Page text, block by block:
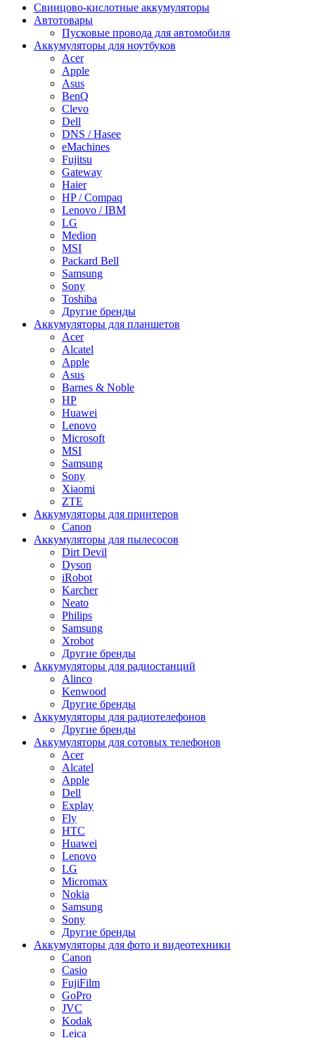
Cвинцово-кислотные аккумуляторы
Автотовары
Пусковые провода для автомобиля
Аккумуляторы для ноутбуков
Acer
Apple
Asus
BenQ
Clevo
Dell
DNS / Hasee
eMachines
Fujitsu
Gateway
Haier
HP / Compaq
Lenovo / IBM
LG
Medion
MSI
Packard Bell
Samsung
Sony
Toshiba
Другие бренды
Аккумуляторы для планшетов
Acer
Alcatel
Apple
Asus
Barnes & Noble
HP
Huawei
Lenovo
Microsoft
MSI
Samsung
Sony
Xiaomi
ZTE
Аккумуляторы для принтеров
Canon
Аккумуляторы для пылесосов
Dirt Devil
Dyson
iRobot
Karcher
Neato
Philips
Samsung
Xrobot
Другие бренды
Аккумуляторы для радиостанций
Alinco
Kenwood
Другие бренды
Аккумуляторы для радиотелефонов
Другие бренды
Аккумуляторы для сотовых телефонов
Acer
Alcatel
Apple
Dell
Explay
Fly
HTC
Huawei
Lenovo
LG
Micromax
Nokia
Samsung
Sony
Другие бренды
Аккумуляторы для фото и видеотехники
Canon
Casio
FujiFilm
GoPro
JVC
Kodak
Leica